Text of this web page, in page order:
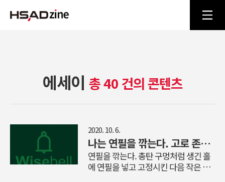
에세이 총 40 건의 콘텐츠
2020. 10. 6.
나는 연필을 깎는다. 고로 존재한다.
연필을 깎는다. 총탄 구멍처럼 생긴 홀
에 연필을 넣고 고정시킨 다음 작은 손